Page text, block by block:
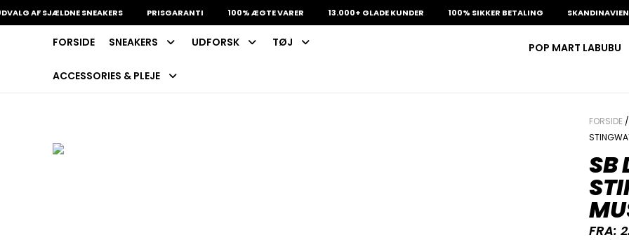
AF SJÆLDNE SNEAKERS PRISGARANTI 100% ÆGTE VARER 13.000+ GLADE KUNDER 100% SIKKER BETALING SKANDINAVIENS
FORSIDE SNEAKERS UDFORSK TØJ
ACCESSORIES & PLEJE
POP MART LABUBU
INDKØBSKURV
Din kurv er tom.
FORSIDE/
SB
FRA: